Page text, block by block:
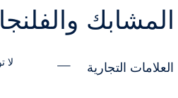
المشابك
العلامات التجارية لا